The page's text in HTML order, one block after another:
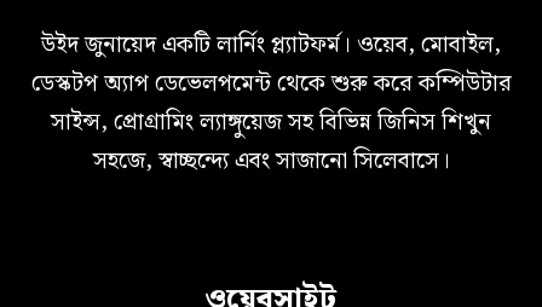
উইদ জুনায়েদ একটি লার্নিং প্ল্যাটফর্ম। ওয়েব, মোবাইল,
ডেস্কটপ অ্যাপ ডেভেলপমেন্ট থেকে শুরু করে কম্পিউটার
সাইন্স, প্রোগ্রামিং ল্যাঙ্গুয়েজ সহ বিভিন্ন জিনিস শিখুন
সহজে, স্বাচ্ছন্দ্যে এবং সাজানো সিলেবাসে।